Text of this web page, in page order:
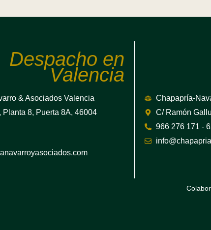
Despacho en
Valencia
& Asociados Valencia
8, Puerta 8A, 46004
Chapapría-
C/ Ramón
966 276 171 -